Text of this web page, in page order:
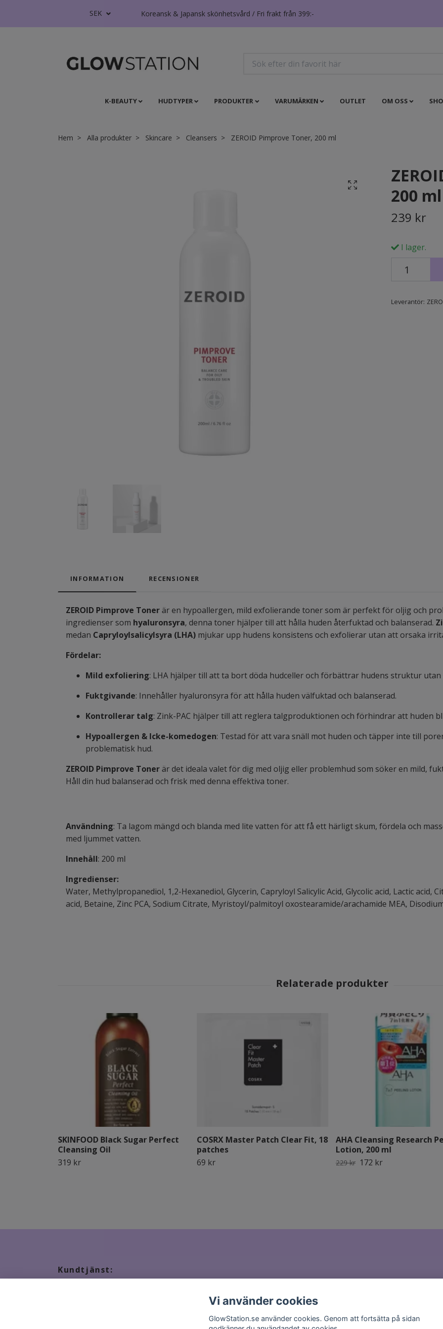
SEK Koreansk & Japansk skönhetsvård / Fri frakt från 399:-
K-BEAUTY HUDTYPER PRODUKTER VARUMÄRKEN OUTLET OM OSS
Hem Alla produkter Skincare Cleansers ZEROID Pimprove Toner, 200 ml
200 ml
239 kr
I lager.
Leverantör:
INFORMATION RECENSIONER
ZEROID Pimprove Tonerär en hypoallergen, mild exfolierande toner som är perfekt för oljig och
ingredienser som hyaluronsyra, denna toner hjälper till att hålla huden återfuktad och balanserad.
medan Capryloylsalicylsyra (LHA) mjukar upp hudens konsistens och exfolierar utan att orsaka
Fördelar:
Mild exfoliering: LHA hjälper till att ta bort döda hudceller och förbättrar hudens struktur
Fuktgivande: Innehåller hyaluronsyra för att hålla huden välfuktad och balanserad.
Kontrollerar talg: Zink-PAC hjälper till att reglera talgproduktionen och förhindrar att huden
Hypoallergen & Icke-komedogen: Testad för att vara snäll mot huden och täpper inte till
problematisk hud.
ZEROID Pimprove Tonerär det ideala valet för dig med oljig eller problemhud som söker en mild,
Håll din hud balanserad och frisk med denna effektiva toner.
Användning: Ta lagom mängd och blanda med lite vatten för att få ett härligt skum, fördela och
med ljummet vatten.
Innehåll: 200 ml
Ingredienser:
Water, Methylpropanediol, 1,2-Hexanediol, Glycerin, Capryloyl Salicylic Acid, Glycolic acid, Lactic acid,
acid, Betaine, Zinc PCA, Sodium Citrate, Myristoyl/palmitoyl oxostearamide/arachamide MEA,
SKINFOOD Black Sugar Perfect
Cleansing Oil
319 kr
COSRX Master Patch Clear Fit, 18
patches
69 kr
AHA Cleansing Research
Lotion, 200 ml
229 kr 172 kr
Kundtjänst:
Vi använder cookies
GlowStation.se använder cookies. Genom att fortsätta på sidan